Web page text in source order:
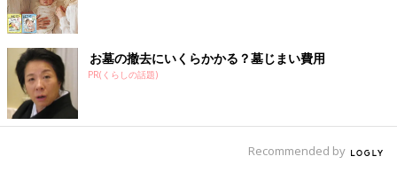
お墓の撤去にいくらかかる？墓じまい費用
PR(くらしの話題)
Recommended by